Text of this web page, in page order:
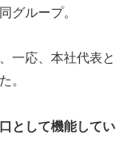
グループ。
一応、本社代表と
。
として機能してい